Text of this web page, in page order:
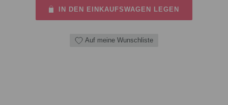
IN DEN EINKAUFSWAGEN LEGEN
Auf meine Wunschliste